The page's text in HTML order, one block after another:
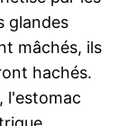
glandes
mâchés, ils
hachés.
l'estomac